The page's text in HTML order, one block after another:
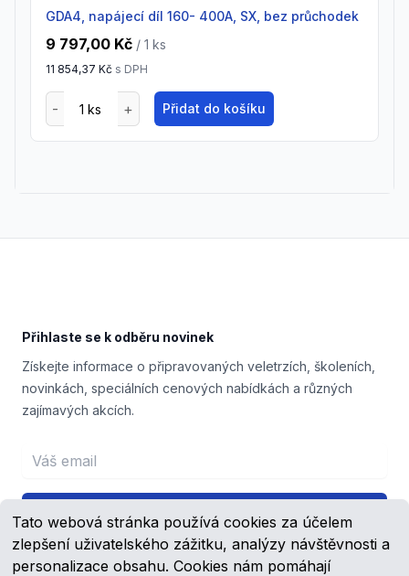
Tato webová stránka používá cookies za účelem
zlepšení uživatelského zážitku, analýzy návštěvnosti a
personalizace obsahu. Cookies nám pomáhají
GDA4, napájecí díl 160- 400A, SX, bez průchodek
9 797,00 Kč / 1 ks
11 854,37 Kč s DPH
Přidat do košíku
Přihlaste se k odběru novinek
Získejte informace o připravovaných veletrzích, školeních,
novinkách, speciálních cenových nabídkách a různých
zajímavých akcích.
Email address
Přihlášení